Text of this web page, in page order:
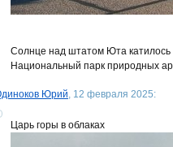
Солнце над штатом Юта катилось
Национальный парк природных
Юрий, 12 февраля 2025:
Царь горы в облаках